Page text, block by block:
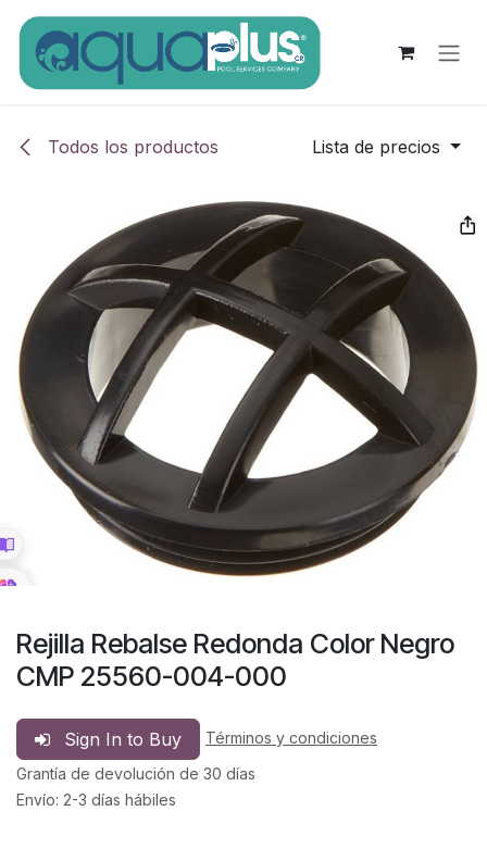
Ir al contenido
Todos los productos Lista de precios
Rejilla Rebalse Redonda Color Negro
CMP 25560-004-000
Sign In to Buy
Términos y condiciones
Grantía de devolución de 30 días
Envío: 2-3 días hábiles